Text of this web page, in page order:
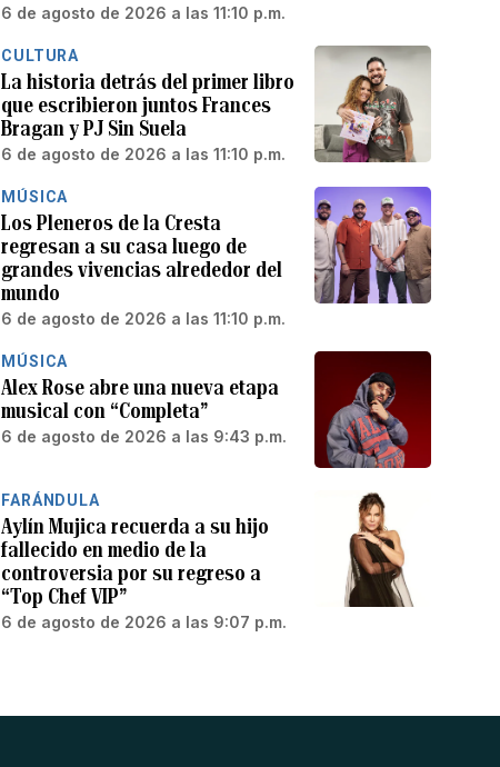
6 de agosto de 2026 a las 11:10 p.m.
CULTURA
La historia detrás del primer libro
que escribieron juntos Frances
Bragan y PJ Sin Suela
6 de agosto de 2026 a las 11:10 p.m.
MÚSICA
Los Pleneros de la Cresta
regresan a su casa luego de
grandes vivencias alrededor del
mundo
6 de agosto de 2026 a las 11:10 p.m.
MÚSICA
Alex Rose abre una nueva etapa
musical con “Completa”
6 de agosto de 2026 a las 9:43 p.m.
FARÁNDULA
Aylín Mujica recuerda a su hijo
fallecido en medio de la
controversia por su regreso a
“Top Chef VIP”
6 de agosto de 2026 a las 9:07 p.m.